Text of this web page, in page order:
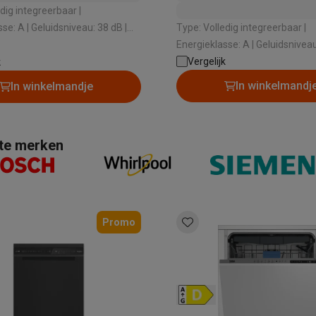
TondeusesScheerkoppen
Accessoires
apparaten
Luchtbevochtigers
DVD & Blu-Ray spelers
Draadloze oortjes
speakers
integreerbaar |
38 dB |
opening: Ja
In winkelmandje
Type: Volledig integreerbaar |
Energieklasse: A | Geluidsniveau: 42 dB |
Type droogsysteem: Airdry
Automatische opening: Ja
Vergelijk
In
Promo
merken